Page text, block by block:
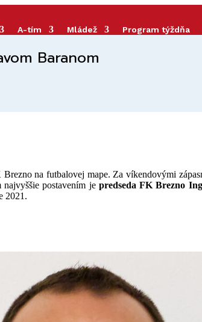
A-tím Mládež Program týždňa
Baranom
na futbalovej mape. Za víkendovými
postavením je predseda FK Brezno
2021.